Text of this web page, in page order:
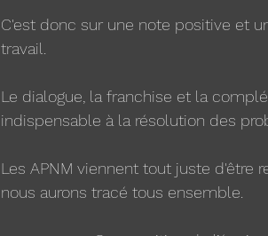
C'est donc sur une note positive et
travail.
Le dialogue, la franchise et la
indispensable à la résolution des
Les APNM viennent tout juste
nous aurons tracé tous ensemble.